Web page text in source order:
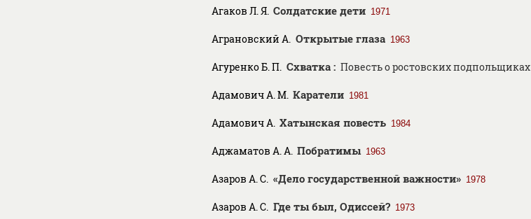
Агаков Л. Я. Солдатские дети 1971
Аграновский А. Открытые глаза 1963
Агуренко Б. П. Схватка : Повесть о ростовских подпольщиках
Адамович А. М. Каратели 1981
Адамович А. Хатынская повесть 1984
Аджаматов А. А. Побратимы 1963
Азаров А. С. «Дело государственной важности» 1978
Азаров А. С. Где ты был, Одиссей? 1973